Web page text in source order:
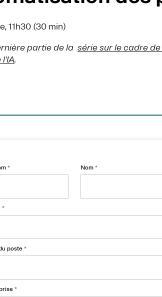
11h30 (30 min)
partie de la série sur le cadre
l'IA.
* Nom *
*
poste *
*